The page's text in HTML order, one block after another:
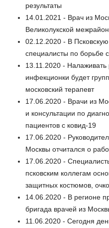
результаты
14.01.2021 - Врач из
Великолукской
02.12.2020 - В
специалисты по борьбе
13.11.2020 - Налаживать
инфекционки будет
московский терапевт
17.06.2020 - Врачи из
и консультации по
пациентов с ковид-19
17.06.2020 -
Москвы отчитался о
17.06.2020 -
псковским коллегам
защитных костюмов,
14.06.2020 - В регионе
бригада врачей из
11.06.2020 - Сегодня